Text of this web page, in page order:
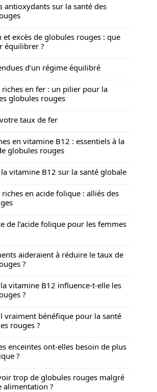
antioxydants sur la santé des
excès de globules rouges : que
équilibrer ?
d’un régime équilibré
riches en fer : un pilier pour la
globules rouges
taux de fer
en vitamine B12 : essentiels à la
globules rouges
vitamine B12 sur la santé globale
en acide folique : alliés des
de l’acide folique pour les femmes
aideraient à réduire le taux de
?
vitamine B12 influence-t-elle les
?
vraiment bénéfique pour la santé
rouges ?
enceintes ont-elles besoin de plus
?
trop de globules rouges malgré
alimentation ?